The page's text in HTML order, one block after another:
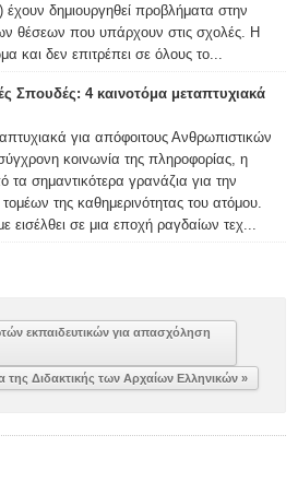
δημιουργηθεί προβλήματα στην
θέσεων που υπάρχουν στις σχολές. Η
και δεν επιτρέπει σε όλους το...
Σπουδές: 4 καινοτόμα μεταπτυχιακά
για απόφοιτους Ανθρωπιστικών
κοινωνία της πληροφορίας, η
τα σημαντικότερα γρανάζια για την
της καθημερινότητας του ατόμου.
εισέλθει σε μια εποχή ραγδαίων τεχ...
εκπαιδευτικών για απασχόληση
της Διδακτικής των Αρχαίων Ελληνικών »